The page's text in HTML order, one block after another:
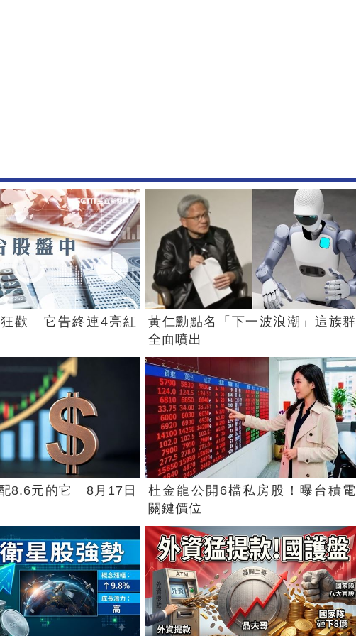
歡 它告終連4亮紅
黃仁勳點名「下一波浪潮」這族群
全面噴出
8.6元的它 8月17日
杜金龍公開6檔私房股！曝台積電
關鍵價位